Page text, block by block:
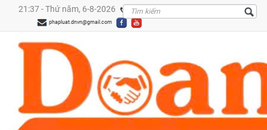
21:37 - Thứ năm, 6-8-2026 0909299288
phapluat.dnvn@gmail.com